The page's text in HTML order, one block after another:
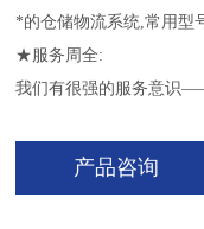
*的仓储物流系统,常用
★服务周全:
我们有很强的服务意识
产品咨询